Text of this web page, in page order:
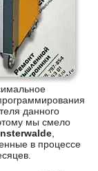
данного
мы смело
в процессе